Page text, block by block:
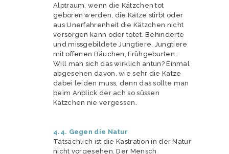
Alptraum, wenn die Kätzchen tot
geboren werden, die Katze stirbt oder
aus Unerfahrenheit die Kätzchen nicht
versorgen kann oder tötet. Behinderte
und missgebildete Jungtiere, Jungtiere
mit offenen Bäuchen, Frühgeburten…
Will man sich das wirklich antun? Einmal
abgesehen davon, wie sehr die Katze
dabei leiden muss, denn das sollte man
beim Anblick der ach so süssen
Kätzchen nie vergessen.
4.4. Gegen die Natur
Tatsächlich ist die Kastration in der Natur
nicht vorgesehen. Der Mensch